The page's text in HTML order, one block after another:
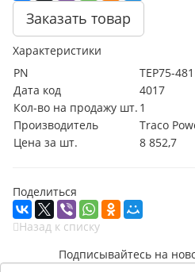
Заказать товар
Характеристики
PN
TEP75-
Дата код
4017
Кол-во на продажу шт. 1
Производитель
Traco
Цена за шт.
8 852,7
Поделиться
Назад к списку
Подписывайтесь на